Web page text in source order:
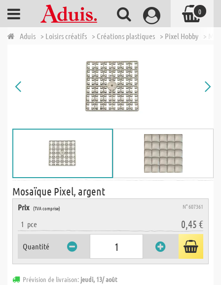
Aduis > Loisirs créatifs > Créations plastiques > Pixel Hobby >
Mosaïque Pixel, argent
Prix (TVA comprise) N° 607361
1 pce 0,45 €
Quantité
Prévision de livraison: jeudi, 13/ août
0